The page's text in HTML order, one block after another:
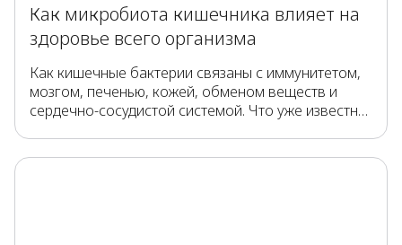
Как микробиота кишечника влияет на
здоровье всего организма
Как кишечные бактерии связаны с иммунитетом,
мозгом, печенью, кожей, обменом веществ и
сердечно-сосудистой системой. Что уже известно